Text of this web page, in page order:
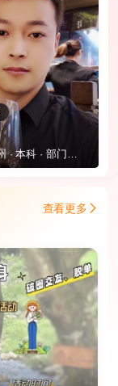
87年 · 广州 · 本科 · 部门经理
查看更多